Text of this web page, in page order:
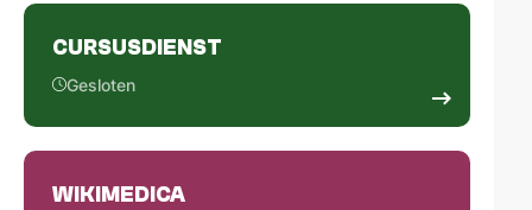
CURSUSDIENST
Gesloten
WIKIMEDICA